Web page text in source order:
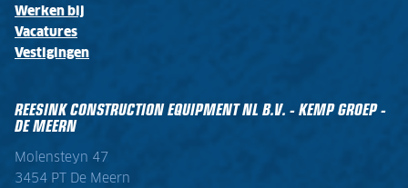
Werken bij
Vacatures
Vestigingen
REESINK CONSTRUCTION EQUIPMENT NL B.V. - KEMP GROEP -
DE MEERN
Molensteyn 47
3454 PT De Meern